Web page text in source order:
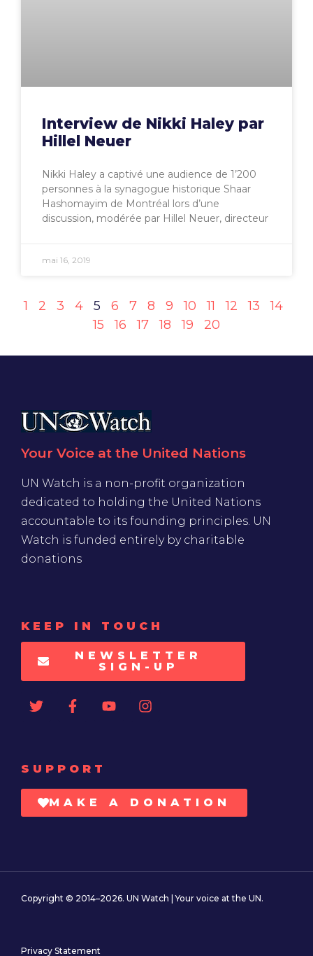
Interview de Nikki Haley par
Hillel Neuer
Nikki Haley a captivé une audience de 1’200
personnes à la synagogue historique Shaar
Hashomayim de Montréal lors d’une
discussion, modérée par Hillel Neuer, directeur
mai 16, 2019
1 2 3 4 5 6 7 8 9 10 11 12 13
14
15
16 17 18 19 20
Your Voice at the United Nations
UN Watch is a non-profit organization
dedicated to holding the United Nations
accountable to its founding principles. UN
Watch is funded entirely by charitable
donations
KEEP IN TOUCH
NEWSLETTER
SIGN-UP
SUPPORT
MAKE A DONATION
Copyright © 2014–2026. UN Watch | Your voice at the UN.
Privacy Statement